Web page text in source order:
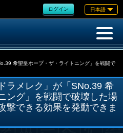
ログイン 日本語
希望皇ホープ・ザ・ライトニング」を戦闘で
ラメレク」が「SNo.39 希
ング」を戦闘で破壊した場
撃できる効果を発動できま